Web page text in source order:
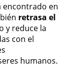
encontrado en
retrasa el
y reduce la
con el
humanos.